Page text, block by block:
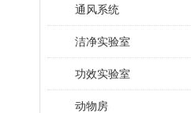
通风系统
洁净实验室
功效实验室
动物房